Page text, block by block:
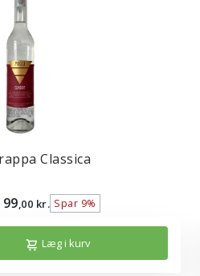
Classica
,00 kr. Spar 9%
Læg i kurv